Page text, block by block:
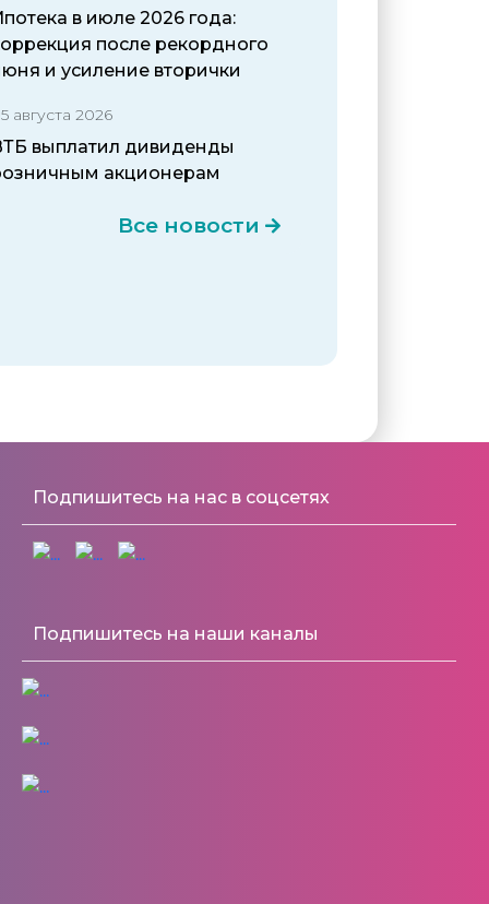
в июле 2026 года:
после рекордного
и усиление вторички
августа 2026
выплатил дивиденды
акционерам
Все новости
Подпишитесь на нас в соцсетях
Подпишитесь на наши каналы